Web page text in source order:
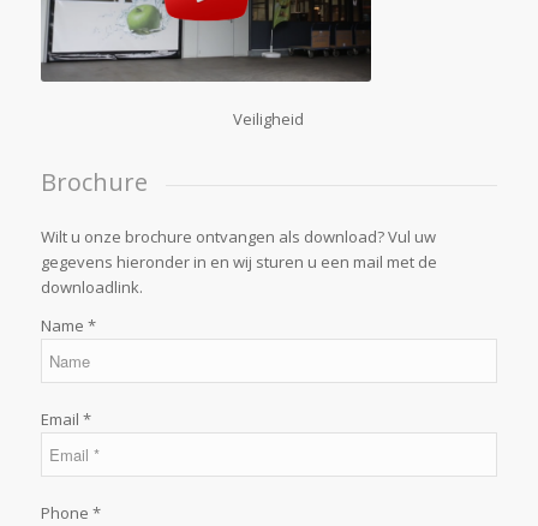
Veiligheid
Brochure
Wilt u onze brochure ontvangen als download? Vul uw
gegevens hieronder in en wij sturen u een mail met de
downloadlink.
Name *
Email *
Phone *